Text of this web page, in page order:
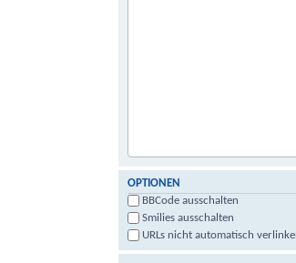
OPTIONEN
BBCode ausschalten
Smilies ausschalten
URLs nicht automatisch